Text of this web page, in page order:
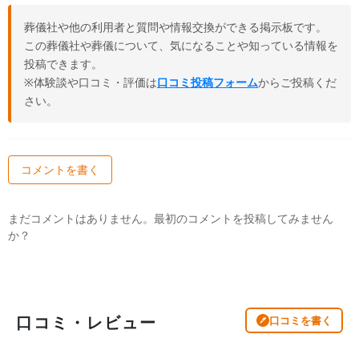
葬儀社や他の利用者と質問や情報交換ができる掲示板です。
この葬儀社や葬儀について、気になることや知っている情報を
投稿できます。
※体験談や口コミ・評価は口コミ投稿フォームからご投稿くだ
さい。
コメントを書く
まだコメントはありません。最初のコメントを投稿してみません
か？
口コミ・レビュー 口コミを書く